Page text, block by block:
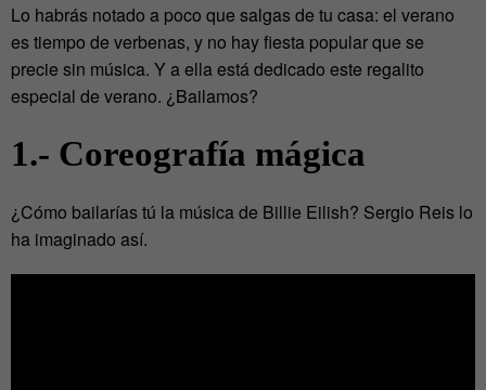
Lo habrás notado a poco que salgas de tu casa: el verano
es tiempo de verbenas, y no hay fiesta popular que se
precie sin música. Y a ella está dedicado este regalito
especial de verano. ¿Bailamos?
1.- Coreografía mágica
¿Cómo bailarías tú la música de Billie Eilish? Sergio Reis lo
ha imaginado así.